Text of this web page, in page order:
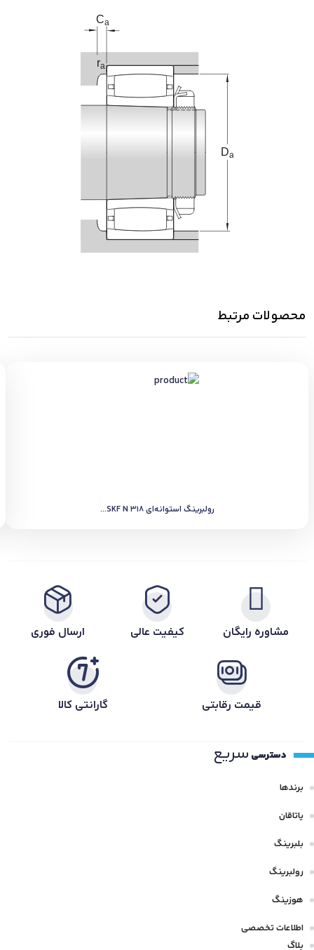
محصولات مرتبط
رولبرینگ استوانه‌ای SKF N 318...
مشاوره رایگان کیفیت عالی ارسال فوری
قیمت رقابتی گارانتی کالا
دسترسی سریع
برندها
یاتاقان
بلبرینگ
رولبرینگ
هوزینگ
اطلاعات تخصصی
بلاگ